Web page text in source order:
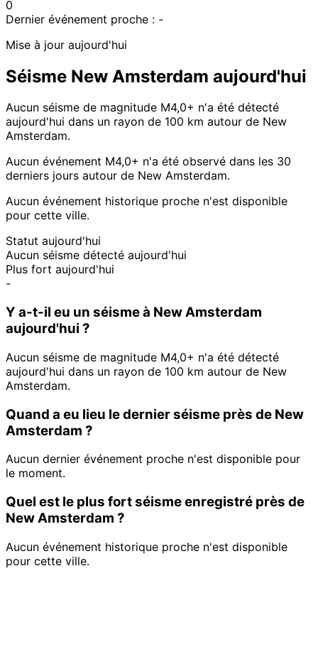
0
Dernier événement proche : -
Mise à jour aujourd'hui
Séisme New Amsterdam aujourd'hui
Aucun séisme de magnitude M4,0+ n'a été détecté
aujourd'hui dans un rayon de 100 km autour de New
Amsterdam.
Aucun événement M4,0+ n'a été observé dans les 30
derniers jours autour de New Amsterdam.
Aucun événement historique proche n'est disponible
pour cette ville.
Statut aujourd'hui
Aucun séisme détecté aujourd'hui
Plus fort aujourd'hui
-
Y a-t-il eu un séisme à New Amsterdam
aujourd'hui ?
Aucun séisme de magnitude M4,0+ n'a été détecté
aujourd'hui dans un rayon de 100 km autour de New
Amsterdam.
Quand a eu lieu le dernier séisme près de New
Amsterdam ?
Aucun dernier événement proche n'est disponible pour
le moment.
Quel est le plus fort séisme enregistré près de
New Amsterdam ?
Aucun événement historique proche n'est disponible
pour cette ville.